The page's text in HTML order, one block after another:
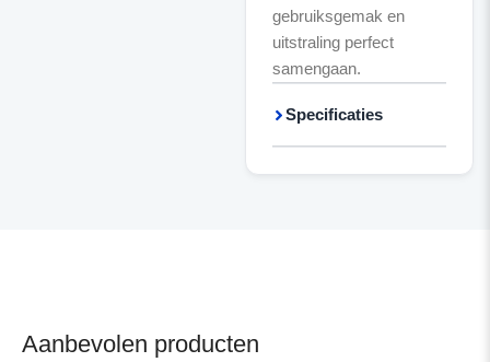
gebruiksgemak en
uitstraling perfect
samengaan.
Specificaties
Aanbevolen producten